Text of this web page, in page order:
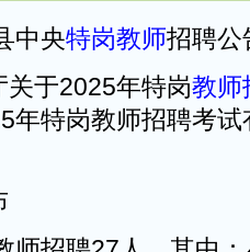
中央特岗教师招聘公
于2025年特岗教师
年特岗教师招聘考